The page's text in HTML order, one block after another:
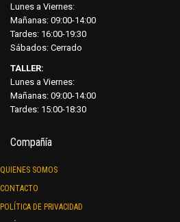
Lunes a Viernes:
Mañanas: 09:00-14:00
Tardes: 16:00-19:30
Sábados: Cerrado
TALLER:
Lunes a Viernes:
Mañanas: 09:00-14:00
Tardes: 15:00-18:30
Compañía
QUIENES SOMOS
CONTACTO
POLÍTICA DE PRIVACIDAD